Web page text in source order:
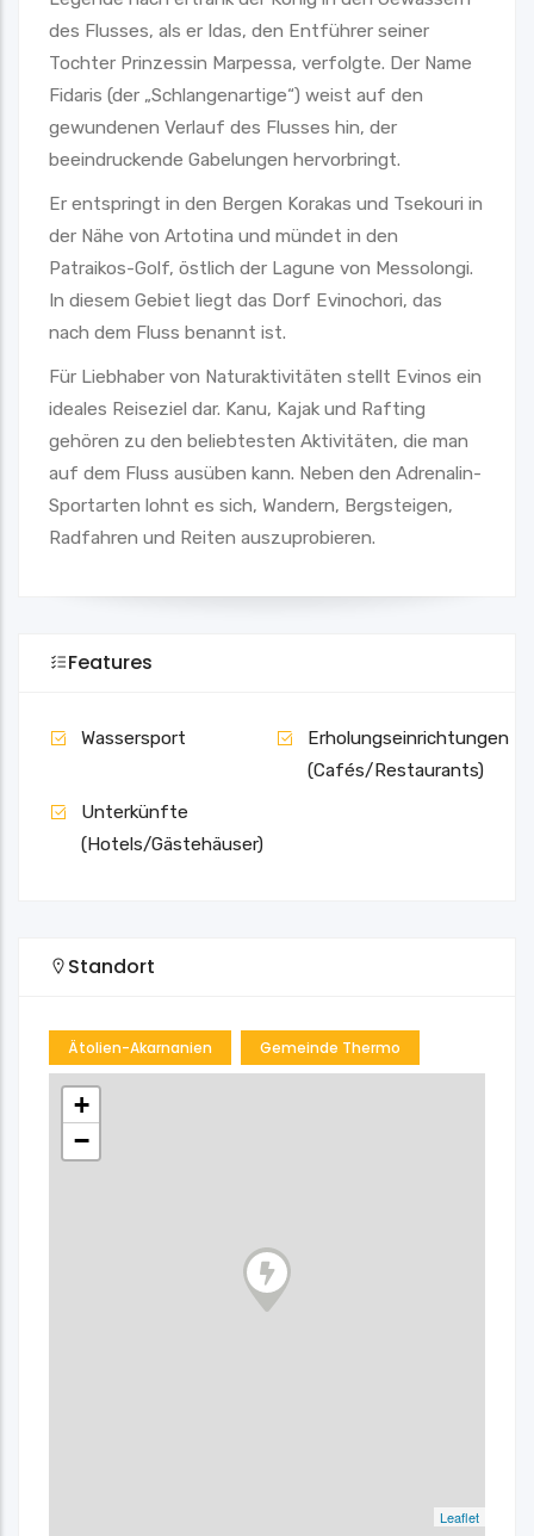
des Flusses, als er Idas, den Entführer seiner
Tochter Prinzessin Marpessa, verfolgte. Der Name
Fidaris (der „Schlangenartige“) weist auf den
gewundenen Verlauf des Flusses hin, der
beeindruckende Gabelungen hervorbringt.
Er entspringt in den Bergen Korakas und Tsekouri in
der Nähe von Artotina und mündet in den
Patraikos-Golf, östlich der Lagune von Messolongi.
In diesem Gebiet liegt das Dorf Evinochori, das
nach dem Fluss benannt ist.
Für Liebhaber von Naturaktivitäten stellt Evinos ein
ideales Reiseziel dar. Kanu, Kajak und Rafting
gehören zu den beliebtesten Aktivitäten, die man
auf dem Fluss ausüben kann. Neben den Adrenalin-
Sportarten lohnt es sich, Wandern, Bergsteigen,
Radfahren und Reiten auszuprobieren.
Features
Wassersport
Erholungseinrichtungen
(Cafés/Restaurants)
Unterkünfte
(Hotels/Gästehäuser)
Standort
Ätolien-Akarnanien Gemeinde Thermo
+
−
Leaflet